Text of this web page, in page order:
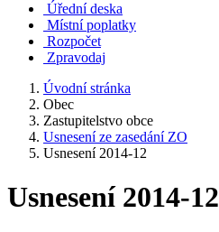
Úřední deska
Místní poplatky
Rozpočet
Zpravodaj
Úvodní stránka
Obec
Zastupitelstvo obce
Usnesení ze zasedání ZO
Usnesení 2014-12
Usnesení 2014-12